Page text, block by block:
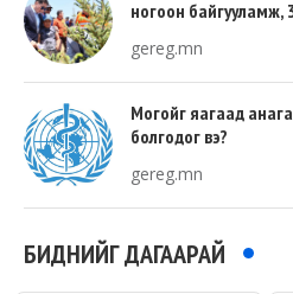
ногоон байгууламж,
gereg.mn
Могойг яагаад
болгодог вэ?
gereg.mn
БИДНИЙГ ДАГААРАЙ